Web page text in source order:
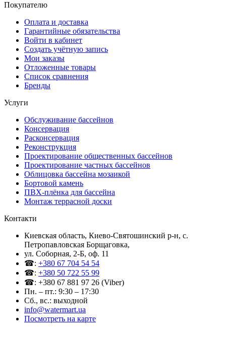
Покупателю
Оплата и доставка
Гарантийные обязательства
Войти в кабинет
Создать учётную запись
Мои заказы
Отложенные товары
Список сравнения
Бренды
Услуги
Обслуживание бассейнов
Консервация
Расконсервация
Реконструкция
Проектирование общественных бассейнов
Проектирование частных бассейнов
Облицовка бассейна мозаикой
Бортовой камень
ПВХ-плёнка для бассейна
Монтаж террасной доски
Контакти
Киевская область, Киево-Святошинский р-н, c.
Петропавловская Борщаговка,
ул. Соборная, 2-Б, оф. 11
☎: +380 67 704 54 54
☎: +380 50 722 55 99
☎: +380 67 881 97 26 (Viber)
Пн. – пт.: 9:30 – 17:30
Сб., вс.: выходной
info@watermart.ua
Посмотреть на карте